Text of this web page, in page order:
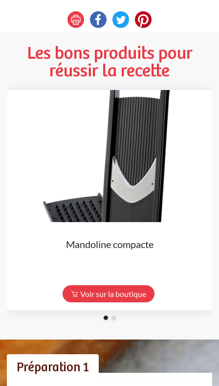
Les bons produits pour
réussir la recette
Mandoline compacte
Voir sur la boutique
Préparation 1